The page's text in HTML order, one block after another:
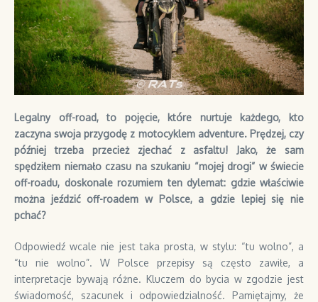
Legalny off-road, to pojęcie, które nurtuje każdego, kto
zaczyna swoja przygodę z motocyklem adventure. Prędzej, czy
później trzeba przecież zjechać z asfaltu! Jako, że sam
spędziłem niemało czasu na szukaniu “mojej drogi” w świecie
off-roadu, doskonale rozumiem ten dylemat: gdzie właściwie
można jeździć off-roadem w Polsce, a gdzie lepiej się nie
pchać?
Odpowiedź wcale nie jest taka prosta, w stylu: “tu wolno”, a
“tu nie wolno”. W Polsce przepisy są często zawiłe, a
interpretacje bywają różne. Kluczem do bycia w zgodzie jest
świadomość, szacunek i odpowiedzialność. Pamiętajmy, że